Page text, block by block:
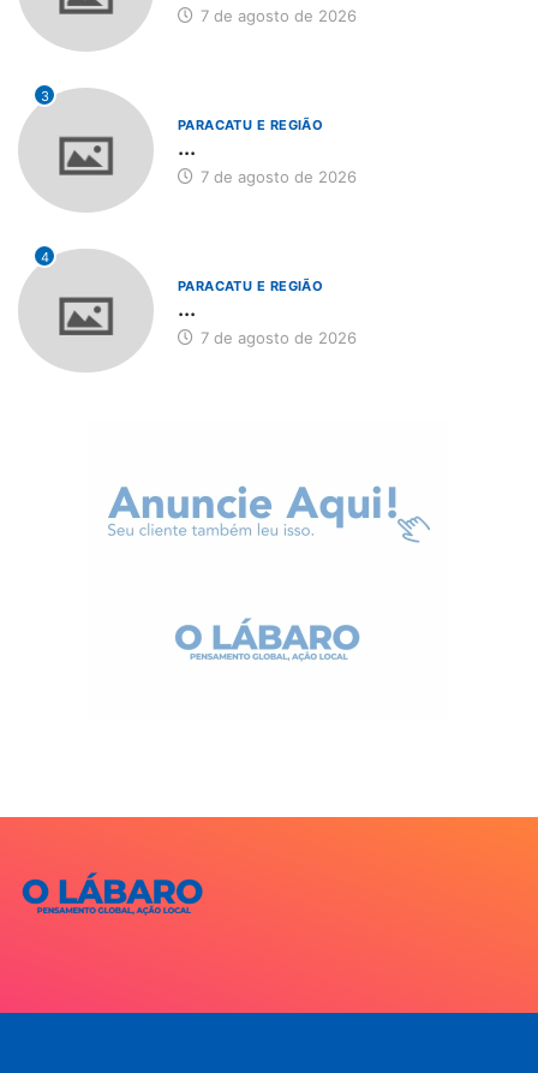
7 de agosto de 2026
3
PARACATU E REGIÃO
...
7 de agosto de 2026
4
PARACATU E REGIÃO
...
7 de agosto de 2026